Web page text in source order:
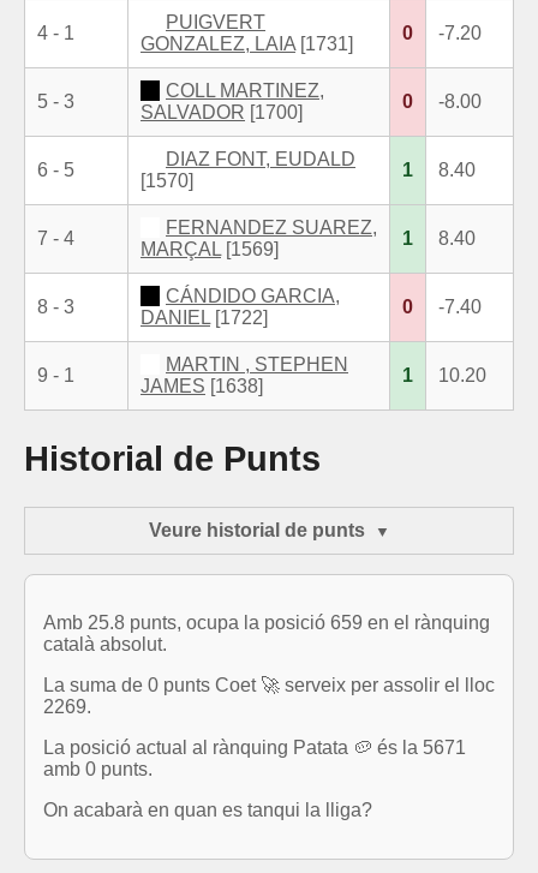
4 - 1
PUIGVERT
GONZALEZ, LAIA [1731]
0 -7.20
5 - 3
COLL MARTINEZ,
SALVADOR [1700]
0 -8.00
6 - 5
DIAZ FONT, EUDALD
[1570]
1 8.40
7 - 4
FERNANDEZ SUAREZ,
MARÇAL [1569]
1 8.40
8 - 3
CÁNDIDO GARCIA,
DANIEL [1722]
0 -7.40
9 - 1
MARTIN , STEPHEN
JAMES [1638]
1 10.20
Historial de Punts
Veure historial de punts
Amb 25.8 punts, ocupa la posició 659 en el rànquing
català absolut.
La suma de 0 punts Coet 🚀 serveix per assolir el lloc
2269.
La posició actual al rànquing Patata 🥔 és la 5671
amb 0 punts.
On acabarà en quan es tanqui la lliga?